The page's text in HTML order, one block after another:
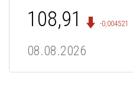
108,91
-0,004521
08.08.2026